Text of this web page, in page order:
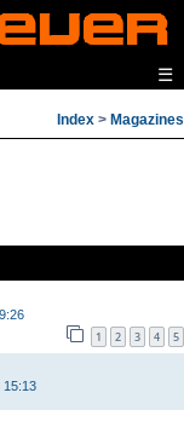
☰
Index > Magazines
1 2 3 4 5
15:13